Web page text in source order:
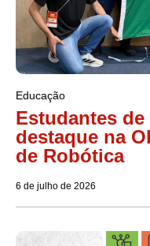
Educação
Estudantes
destaque na
de Robótica
6 de julho de 2026